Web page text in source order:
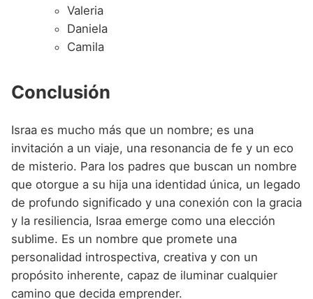
Valeria
Daniela
Camila
Conclusión
Israa es mucho más que un nombre; es una
invitación a un viaje, una resonancia de fe y un eco
de misterio. Para los padres que buscan un nombre
que otorgue a su hija una identidad única, un legado
de profundo significado y una conexión con la gracia
y la resiliencia, Israa emerge como una elección
sublime. Es un nombre que promete una
personalidad introspectiva, creativa y con un
propósito inherente, capaz de iluminar cualquier
camino que decida emprender.